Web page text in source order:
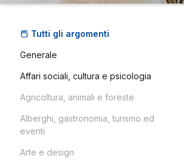
Tutti gli argomenti
Generale
Affari sociali, cultura e psicologia
Agricoltura, animali e foreste
Alberghi, gastronomia, turismo ed
eventi
Arte e design